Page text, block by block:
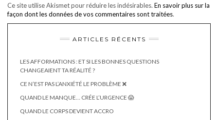
Ce site utilise Akismet pour réduire les indésirables. En savoir plus sur la
façon dont les données de vos commentaires sont traitées.
ARTICLES RÉCENTS
LES AFFORMATIONS : ET SI LES BONNES QUESTIONS
CHANGEAIENT TA RÉALITÉ ?
CE N’EST PAS L’ANXIÉTÉ LE PROBLÈME ❌
QUAND LE MANQUE… CRÉE L’URGENCE 😱
QUAND LE CORPS DEVIENT ACCRO